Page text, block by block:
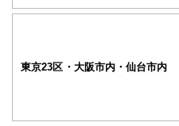
入稿・校了から3時間（要確認）
長方形サイ
東京23区・大阪市内・仙台市内